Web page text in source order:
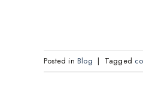
Posted in Blog | Tagged